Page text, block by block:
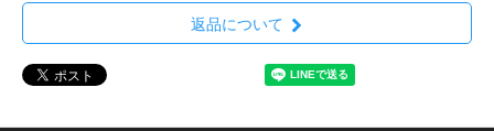
返品について